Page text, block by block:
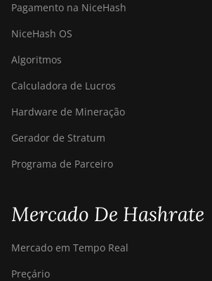
Pagamento na NiceHash
NiceHash OS
Algoritmos
Calculadora de Lucros
Hardware de Mineração
Gerador de Stratum
Programa de Parceiro
Mercado De Hashrate
Mercado em Tempo Real
Preçário